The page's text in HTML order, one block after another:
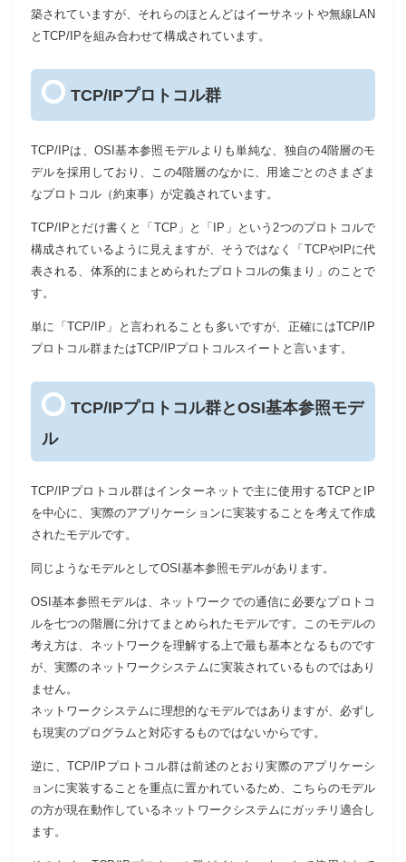
築されていますが、それらのほとんどはイーサネットや無線LAN
とTCP/IPを組み合わせて構成されています。
TCP/IPプロトコル群
TCP/IPは、OSI基本参照モデルよりも単純な、独自の4階層のモ
デルを採用しており、この4階層のなかに、用途ごとのさまざま
なプロトコル（約束事）が定義されています。
TCP/IPとだけ書くと「TCP」と「IP」という2つのプロトコルで
構成されているように見えますが、そうではなく「TCPやIPに代
表される、体系的にまとめられたプロトコルの集まり」のことで
す。
単に「TCP/IP」と言われることも多いですが、正確にはTCP/IP
プロトコル群またはTCP/IPプロトコルスイートと言います。
TCP/IPプロトコル群とOSI基本参照モデ
ル
TCP/IPプロトコル群はインターネットで主に使用するTCPとIP
を中心に、実際のアプリケーションに実装することを考えて作成
されたモデルです。
同じようなモデルとしてOSI基本参照モデルがあります。
OSI基本参照モデルは、ネットワークでの通信に必要なプロトコ
ルを七つの階層に分けてまとめられたモデルです。このモデルの
考え方は、ネットワークを理解する上で最も基本となるものです
が、実際のネットワークシステムに実装されているものではあり
ません。
ネットワークシステムに理想的なモデルではありますが、必ずし
も現実のプログラムと対応するものではないからです。
逆に、TCP/IPプロトコル群は前述のとおり実際のアプリケーシ
ョンに実装することを重点に置かれているため、こちらのモデル
の方が現在動作しているネットワークシステムにガッチリ適合し
ます。